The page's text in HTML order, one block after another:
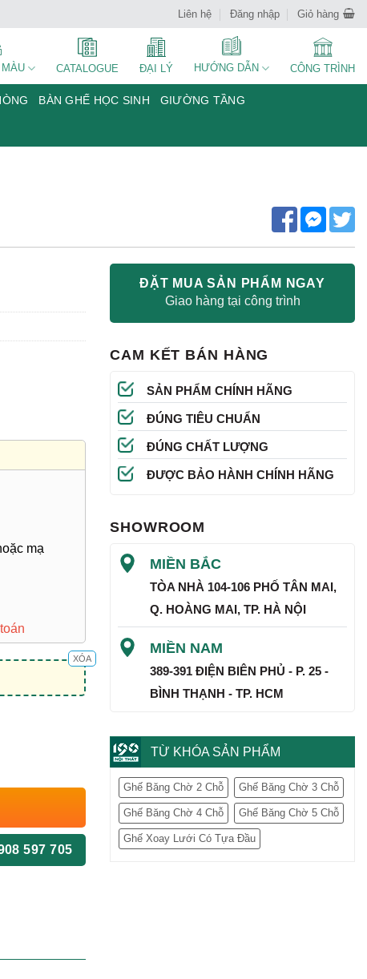
Liên hệ Đăng nhập Giỏ hàng
CATALOGUE ĐẠI LÝ HƯỚNG DẪN CÔNG TRÌNH
BÀN GHẾ HỌC SINH GIƯỜNG TẦNG
mạ
XÓA
597 705
ĐẶT MUA SẢN PHẨM NGAY
Giao hàng tại công trình
CAM KẾT BÁN HÀNG
SẢN PHẨM CHÍNH HÃNG
ĐÚNG TIÊU CHUẨN
ĐÚNG CHẤT LƯỢNG
ĐƯỢC BẢO HÀNH CHÍNH HÃNG
SHOWROOM
MIỀN BẮC
TÒA NHÀ 104-106 PHỐ TÂN MAI,
Q. HOÀNG MAI, TP. HÀ NỘI
MIỀN NAM
389-391 ĐIỆN BIÊN PHỦ - P. 25 -
BÌNH THẠNH - TP. HCM
TỪ KHÓA SẢN PHẨM
Ghế Băng Chờ 2 Chỗ Ghế Băng Chờ 3 Chỗ
Ghế Băng Chờ 4 Chỗ Ghế Băng Chờ 5 Chỗ
Ghế Xoay Lưới Có Tựa Đầu